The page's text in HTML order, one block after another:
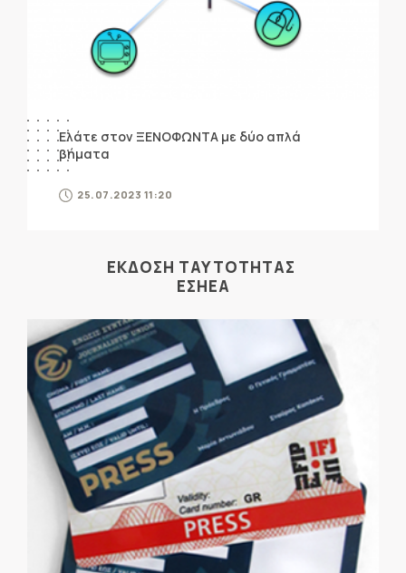
Ελάτε στον ΞΕΝΟΦΩΝΤΑ με δύο απλά
βήματα
25.07.2023 11:20
ΕΚΔΟΣΗ ΤΑΥΤΟΤΗΤΑΣ
ΕΣΗΕΑ